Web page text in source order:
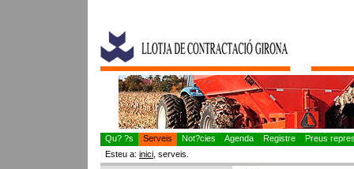
Qu? ?s Serveis Not?cies Agenda Registre
Preus
Esteu a: inici , serveis.